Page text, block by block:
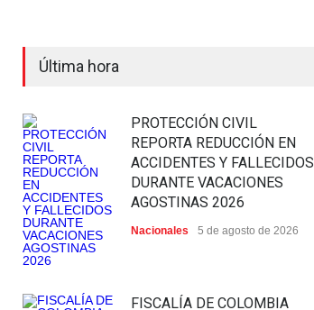
Última hora
PROTECCIÓN CIVIL
REPORTA REDUCCIÓN EN
ACCIDENTES Y FALLECIDOS
DURANTE VACACIONES
AGOSTINAS 2026
Nacionales 5 de agosto de 2026
FISCALÍA DE COLOMBIA